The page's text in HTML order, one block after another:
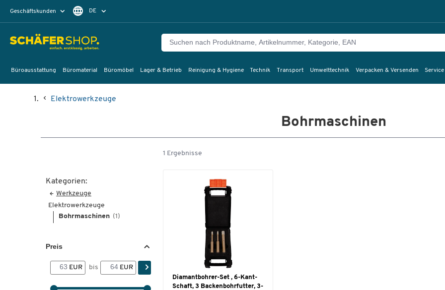
Geschäftskunden DE
Büroausstattung Büromaterial Büromöbel Lager & Betrieb Reinigung & Hygiene Technik Transport Umwelttechnik Verpacken & Versenden
Elektrowerkzeuge
Bohrmaschinen
Kategorien:
Werkzeuge
Elektrowerkzeuge
Bohrmaschinen (1)
Preis
EUR bis EUR
1 Ergebnisse
Diamantbohrer-Set , 6-Kant-
Schaft, 3 Backenbohrfutter, 3-